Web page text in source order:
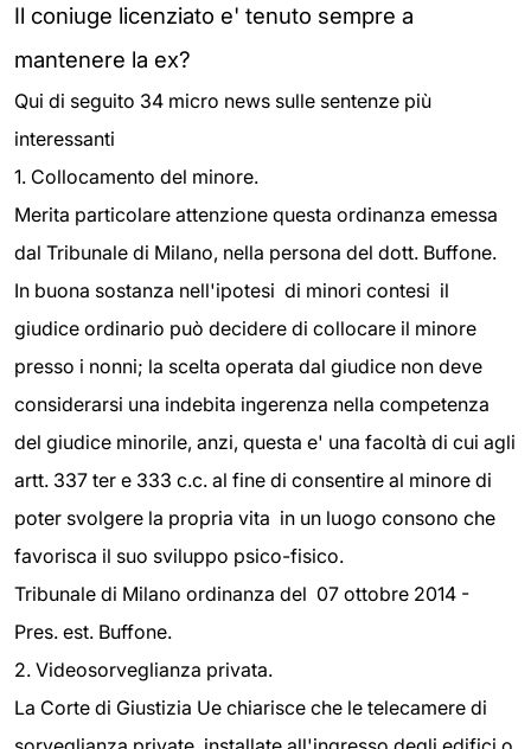
Il coniuge licenziato e' tenuto sempre a
mantenere la ex?
Qui di seguito 34 micro news sulle sentenze più
interessanti
1. Collocamento del minore.
Merita particolare attenzione questa ordinanza emessa
dal Tribunale di Milano, nella persona del dott. Buffone.
In buona sostanza nell'ipotesi di minori contesi il
giudice ordinario può decidere di collocare il minore
presso i nonni; la scelta operata dal giudice non deve
considerarsi una indebita ingerenza nella competenza
del giudice minorile, anzi, questa e' una facoltà di cui agli
artt. 337 ter e 333 c.c. al fine di consentire al minore di
poter svolgere la propria vita in un luogo consono che
favorisca il suo sviluppo psico-fisico.
Tribunale di Milano ordinanza del 07 ottobre 2014 -
Pres. est. Buffone.
2. Videosorveglianza privata.
La Corte di Giustizia Ue chiarisce che le telecamere di